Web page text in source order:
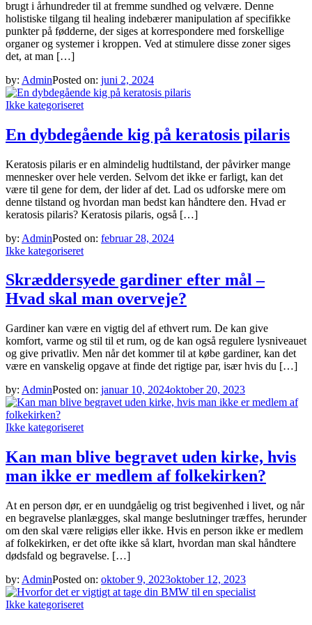
brugt i århundreder til at fremme sundhed og velvære. Denne
holistiske tilgang til healing indebærer manipulation af specifikke
punkter på fødderne, der siges at korrespondere med forskellige
organer og systemer i kroppen. Ved at stimulere disse zoner siges
det, at man […]
by: AdminPosted on: juni 2, 2024
Ikke kategoriseret
En dybdegående kig på keratosis pilaris
Keratosis pilaris er en almindelig hudtilstand, der påvirker mange
mennesker over hele verden. Selvom det ikke er farligt, kan det
være til gene for dem, der lider af det. Lad os udforske mere om
denne tilstand og hvordan man bedst kan håndtere den. Hvad er
keratosis pilaris? Keratosis pilaris, også […]
by: AdminPosted on: februar 28, 2024
Ikke kategoriseret
Skræddersyede gardiner efter mål –
Hvad skal man overveje?
Gardiner kan være en vigtig del af ethvert rum. De kan give
komfort, varme og stil til et rum, og de kan også regulere lysniveauet
og give privatliv. Men når det kommer til at købe gardiner, kan det
være en vanskelig opgave at finde det rigtige par, især hvis du […]
by: AdminPosted on: januar 10, 2024oktober 20, 2023
Ikke kategoriseret
Kan man blive begravet uden kirke, hvis
man ikke er medlem af folkekirken?
At en person dør, er en uundgåelig og trist begivenhed i livet, og når
en begravelse planlægges, skal mange beslutninger træffes, herunder
om den skal være religiøs eller ikke. Hvis en person ikke er medlem
af folkekirken, er det ofte ikke så klart, hvordan man skal håndtere
dødsfald og begravelse. […]
by: AdminPosted on: oktober 9, 2023oktober 12, 2023
Ikke kategoriseret